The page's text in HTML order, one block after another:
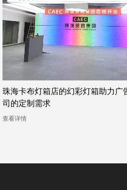
珠海卡布灯箱店的幻彩灯箱助力广
司的定制需求
查看详情